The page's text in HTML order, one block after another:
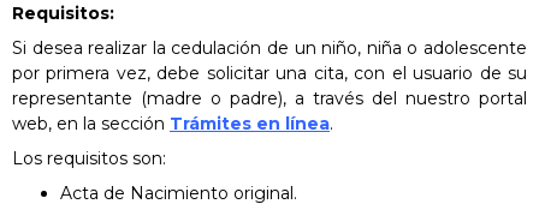
Requisitos:
Si desea realizar la cedulación de un niño, niña o adolescente
por primera vez, debe solicitar una cita, con el usuario de su
representante (madre o padre), a través del nuestro portal
web, en la sección Trámites en línea.
Los requisitos son:
Acta de Nacimiento original.